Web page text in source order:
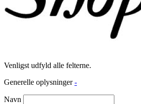
Venligst udfyld alle felterne.
Generelle oplysninger -
Navn